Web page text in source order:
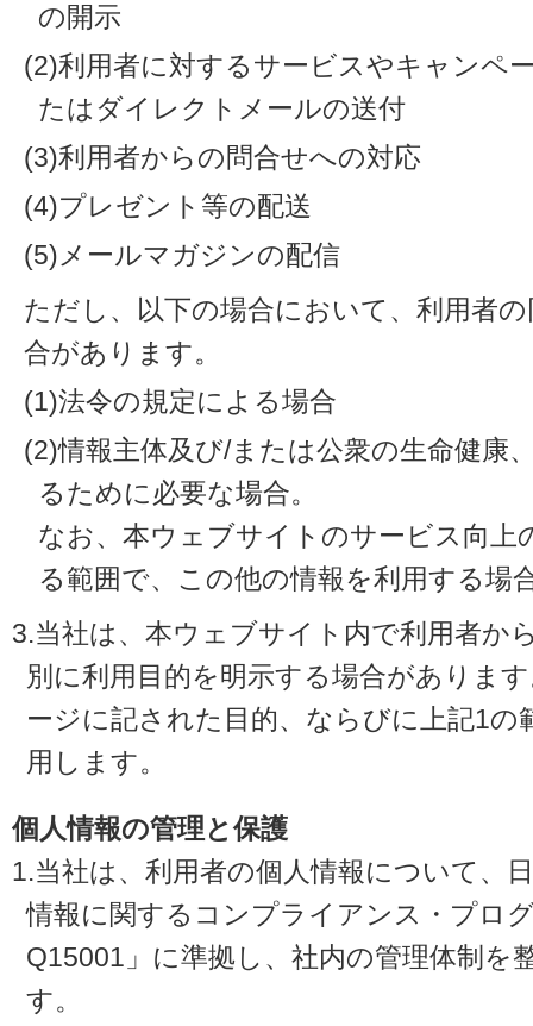
の開示
(2)利用者に対するサービスやキャンペ
たはダイレクトメールの送付
(3)利用者からの問合せへの対応
(4)プレゼント等の配送
(5)メールマガジンの配信
ただし、以下の場合において、利用者
合があります。
(1)法令の規定による場合
(2)情報主体及び/または公衆の生命健康
るために必要な場合。
なお、本ウェブサイトのサービス向上
る範囲で、この他の情報を利用する場
3.当社は、本ウェブサイト内で利用者か
別に利用目的を明示する場合がありま
ージに記された目的、ならびに上記1の
用します。
個人情報の管理と保護
1.当社は、利用者の個人情報について、
情報に関するコンプライアンス・プロ
Q15001」に準拠し、社内の管理体制を
す。